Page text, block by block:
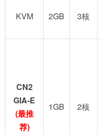
KVM
2GB 3核
CN2
GIA-E
(最推
荐)
1GB 2核